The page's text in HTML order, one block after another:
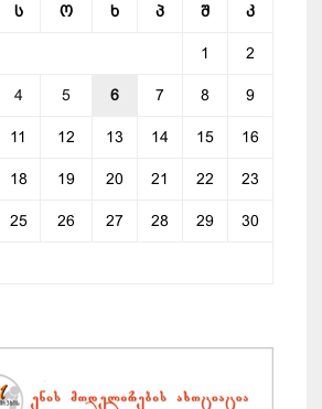
ს ო ხ პ შ კ
1 2
4 5 6 7 8 9
11 12 13 14 15 16
18 19 20 21 22 23
25 26 27 28 29 30